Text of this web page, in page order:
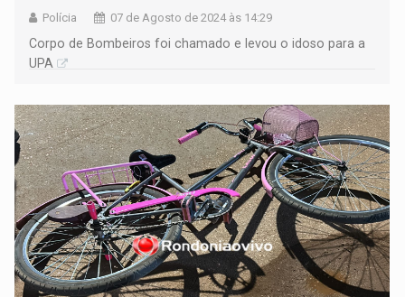
Polícia 07 de Agosto de 2024 às 14:29
Corpo de Bombeiros foi chamado e levou o idoso para a
UPA